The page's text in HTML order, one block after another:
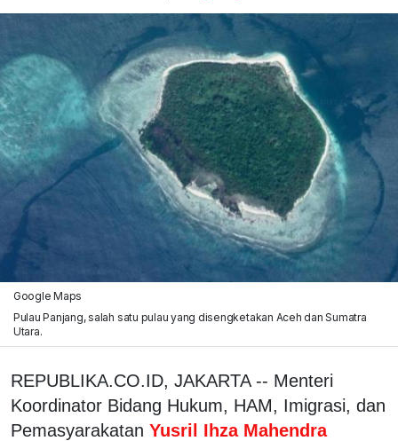
Google Maps
Pulau Panjang, salah satu pulau yang disengketakan Aceh dan Sumatra
Utara.
REPUBLIKA.CO.ID, JAKARTA -- Menteri
Koordinator Bidang Hukum, HAM, Imigrasi, dan
Pemasyarakatan Yusril Ihza Mahendra